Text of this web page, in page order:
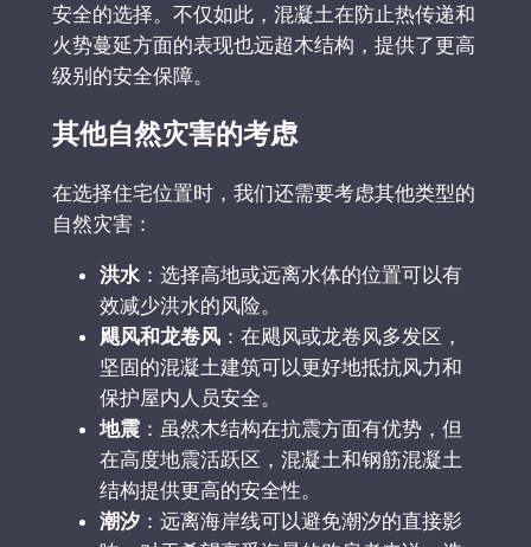
安全的选择。不仅如此，混凝土在防止热传递和
火势蔓延方面的表现也远超木结构，提供了更高
级别的安全保障。
其他自然灾害的考虑
在选择住宅位置时，我们还需要考虑其他类型的
自然灾害：
洪水：选择高地或远离水体的位置可以有
效减少洪水的风险。
飓风和龙卷风：在飓风或龙卷风多发区，
坚固的混凝土建筑可以更好地抵抗风力和
保护屋内人员安全。
地震：虽然木结构在抗震方面有优势，但
在高度地震活跃区，混凝土和钢筋混凝土
结构提供更高的安全性。
潮汐：远离海岸线可以避免潮汐的直接影